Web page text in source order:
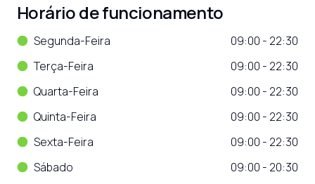
Horário de funcionamento
Segunda-Feira
09:00 - 22:30
Terça-Feira
09:00 - 22:30
Quarta-Feira
09:00 - 22:30
Quinta-Feira
09:00 - 22:30
Sexta-Feira
09:00 - 22:30
Sábado
09:00 - 20:30